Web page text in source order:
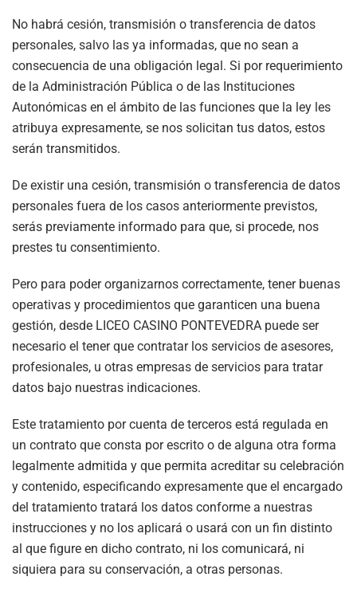
No habrá cesión, transmisión o transferencia de datos
personales, salvo las ya informadas, que no sean a
consecuencia de una obligación legal. Si por requerimiento
de la Administración Pública o de las Instituciones
Autonómicas en el ámbito de las funciones que la ley les
atribuya expresamente, se nos solicitan tus datos, estos
serán transmitidos.
De existir una cesión, transmisión o transferencia de datos
personales fuera de los casos anteriormente previstos,
serás previamente informado para que, si procede, nos
prestes tu consentimiento.
Pero para poder organizarnos correctamente, tener buenas
operativas y procedimientos que garanticen una buena
gestión, desde LICEO CASINO PONTEVEDRA puede ser
necesario el tener que contratar los servicios de asesores,
profesionales, u otras empresas de servicios para tratar
datos bajo nuestras indicaciones.
Este tratamiento por cuenta de terceros está regulada en
un contrato que consta por escrito o de alguna otra forma
legalmente admitida y que permita acreditar su celebración
y contenido, especificando expresamente que el encargado
del tratamiento tratará los datos conforme a nuestras
instrucciones y no los aplicará o usará con un fin distinto
al que figure en dicho contrato, ni los comunicará, ni
siquiera para su conservación, a otras personas.